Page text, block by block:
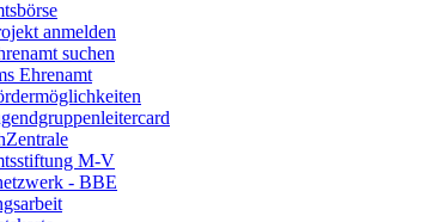
anmelden
suchen
Ehrenamt
M-V
- BBE